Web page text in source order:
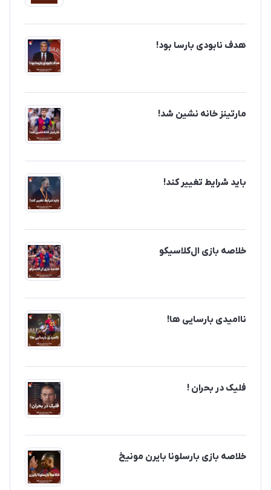
هدف نابودی بارسا بود!
مارتینز خانه نشین شد!
باید شرایط تغییر کند!
خلاصه بازی ال‌کلاسیکو
ناامیدی بارسایی ها!
فلیک در بحران !
خلاصه بازی بارسلونا بایرن مونیخ